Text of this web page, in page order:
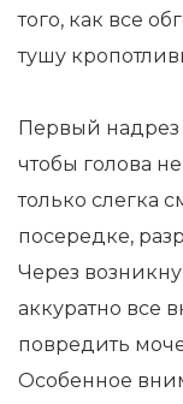
того, как все
тушу
Первый надрез
чтобы голова
только слегка
посередке,
Через
аккуратно все
повредить
Особенное